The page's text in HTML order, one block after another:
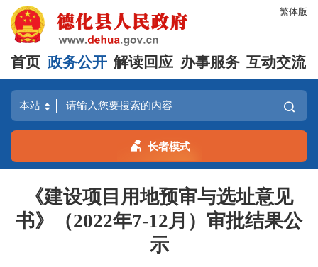
繁体版
首页 政务公开 解读回应 办事服务 互动交流
长者模式
《建设项目用地预审与选址意见
书》（2022年7-12月）审批结果公
示